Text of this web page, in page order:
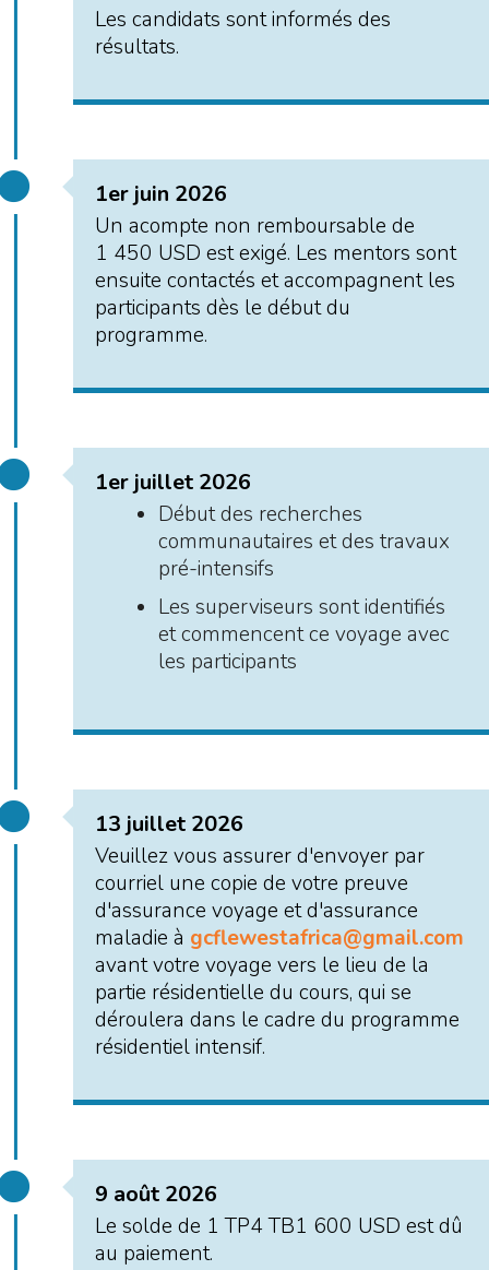
Les candidats sont informés des
résultats.
1er juin 2026
Un acompte non remboursable de
1 450 USD est exigé. Les mentors sont
ensuite contactés et accompagnent les
participants dès le début du
programme.
1er juillet 2026
Début des recherches
communautaires et des travaux
pré-intensifs
Les superviseurs sont identifiés
et commencent ce voyage avec
les participants
13 juillet 2026
Veuillez vous assurer d'envoyer par
courriel une copie de votre preuve
d'assurance voyage et d'assurance
maladie à gcflewestafrica@gmail.com
avant votre voyage vers le lieu de la
partie résidentielle du cours, qui se
déroulera dans le cadre du programme
résidentiel intensif.
9 août 2026
Le solde de 1 TP4 TB1 600 USD est dû
au paiement.